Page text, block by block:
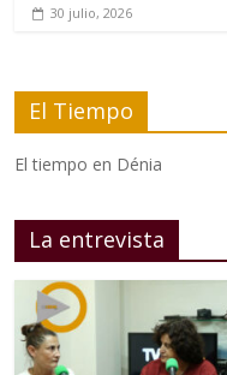
30 julio, 2026
El Tiempo
El tiempo en Dénia
La entrevista